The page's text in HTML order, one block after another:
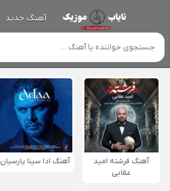
آهنگ جدید
آهنگ فرشته امید
عقابی
آهنگ ادا سینا پارسیان